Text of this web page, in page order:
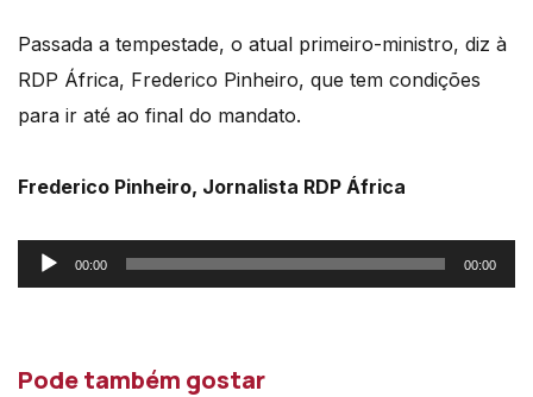
Passada a tempestade, o atual primeiro-ministro, diz à
RDP África, Frederico Pinheiro, que tem condições
para ir até ao final do mandato.
Frederico Pinheiro, Jornalista RDP África
Reprodutor
de
00:00 00:00
Pode também gostar